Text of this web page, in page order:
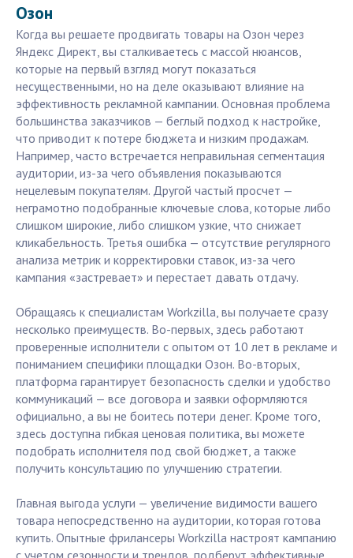
Озон
Когда вы решаете продвигать товары на Озон через
Яндекс Директ, вы сталкиваетесь с массой нюансов,
которые на первый взгляд могут показаться
несущественными, но на деле оказывают влияние на
эффективность рекламной кампании. Основная проблема
большинства заказчиков — беглый подход к настройке,
что приводит к потере бюджета и низким продажам.
Например, часто встречается неправильная сегментация
аудитории, из-за чего объявления показываются
нецелевым покупателям. Другой частый просчет —
неграмотно подобранные ключевые слова, которые либо
слишком широкие, либо слишком узкие, что снижает
кликабельность. Третья ошибка — отсутствие регулярного
анализа метрик и корректировки ставок, из-за чего
кампания «застревает» и перестает давать отдачу.
Обращаясь к специалистам Workzilla, вы получаете сразу
несколько преимуществ. Во-первых, здесь работают
проверенные исполнители с опытом от 10 лет в рекламе и
пониманием специфики площадки Озон. Во-вторых,
платформа гарантирует безопасность сделки и удобство
коммуникаций — все договора и заявки оформляются
официально, а вы не боитесь потери денег. Кроме того,
здесь доступна гибкая ценовая политика, вы можете
подобрать исполнителя под свой бюджет, а также
получить консультацию по улучшению стратегии.
Главная выгода услуги — увеличение видимости вашего
товара непосредственно на аудитории, которая готова
купить. Опытные фрилансеры Workzilla настроят кампанию